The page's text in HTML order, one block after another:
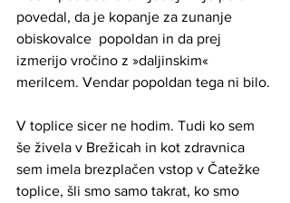
povedal, da je kopanje za zunanje
obiskovalce  popoldan in da prej
izmerijo vročino z »daljinskim«
merilcem. Vendar popoldan tega ni bilo.
V toplice sicer ne hodim. Tudi ko sem
še živela v Brežicah in kot zdravnica
sem imela brezplačen vstop v Čatežke
toplice, šli smo samo takrat, ko smo